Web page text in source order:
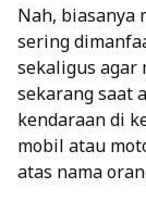
Nah, biasanya
sering
sekaligus agar
sekarang saat
kendaraan di
mobil atau
atas nama